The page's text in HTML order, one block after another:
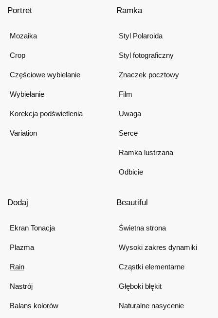
Portret
Mozaika
Crop
Częściowe wybielanie
Wybielanie
Korekcja podświetlenia
Variation
Ramka
Styl Polaroida
Styl fotograficzny
Znaczek pocztowy
Film
Uwaga
Serce
Ramka lustrzana
Odbicie
Dodaj
Ekran Tonacja
Plazma
Rain
Nastrój
Balans kolorów
Beautiful
Świetna strona
Wysoki zakres dynamiki
Cząstki elementarne
Głęboki błękit
Naturalne nasycenie